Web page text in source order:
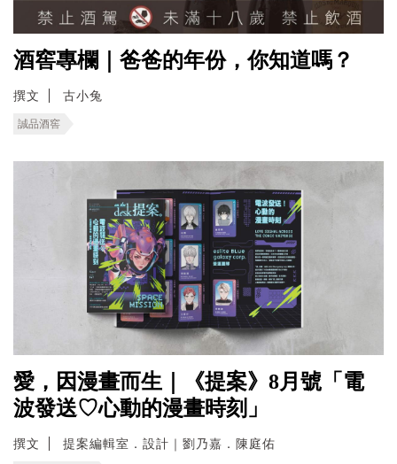
酒窖專欄｜爸爸的年份，你知道嗎？
撰文 古小兔
誠品酒窖
愛，因漫畫而生｜《提案》8月號「電
波發送♡心動的漫畫時刻」
撰文 提案編輯室．設計｜劉乃嘉．陳庭佑